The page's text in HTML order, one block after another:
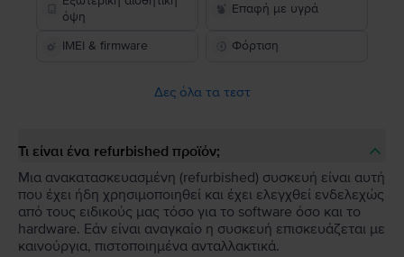
όψη
Επαφή με υγρά
IMEI & firmware Φόρτιση
Δες όλα τα τεστ
Τι είναι ένα refurbished προϊόν;
Μια ανακατασκευασμένη (refurbished) συσκευή είναι αυτή
που έχει ήδη χρησιμοποιηθεί και έχει ελεγχθεί ενδελεχώς
από τους ειδικούς μας τόσο για το software όσο και το
hardware. Εάν είναι αναγκαίο η συσκευή επισκευάζεται με
καινούργια, πιστοποιημένα ανταλλακτικά.